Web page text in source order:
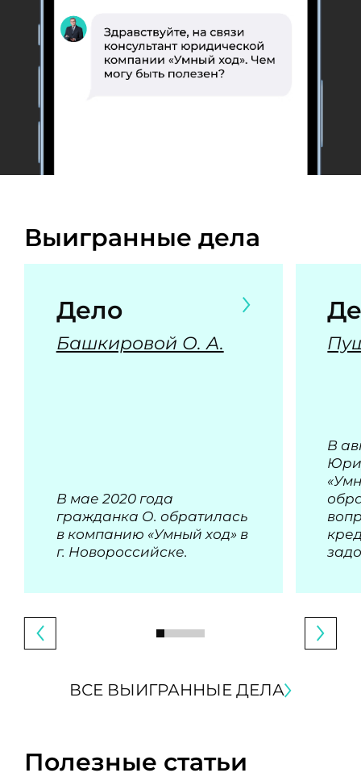
Выигранные дела
Дело
Башкировой О. А.
В мае 2020 года
гражданка О. обратилась
в компанию «Умный ход» в
г. Новороссийске.
В
ВСЕ ВЫИГРАННЫЕ ДЕЛА
Полезные статьи